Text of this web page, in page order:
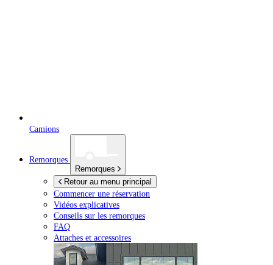
Camions
Remorques
Remorques
Retour au menu principal
Commencer une réservation
Vidéos explicatives
Conseils sur les remorques
FAQ
Attaches et accessoires